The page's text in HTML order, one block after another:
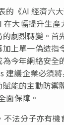
《AI 經濟六
大幅提升生產
劇烈轉變。首
上單一偽造指
今年網絡安全
議企業必須將
能的主動防禦
面保障。
法分子亦有機